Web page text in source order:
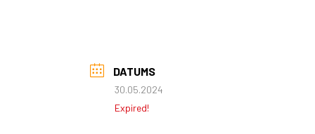
DATUMS
30.05.2024
Expired!